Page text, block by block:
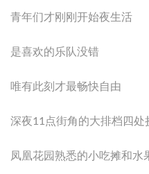
青年们才刚刚开始夜生活
是喜欢的乐队没错
唯有此刻才最畅快自由
深夜11点街角的大排档四处
凤凰花园熟悉的小吃摊和水